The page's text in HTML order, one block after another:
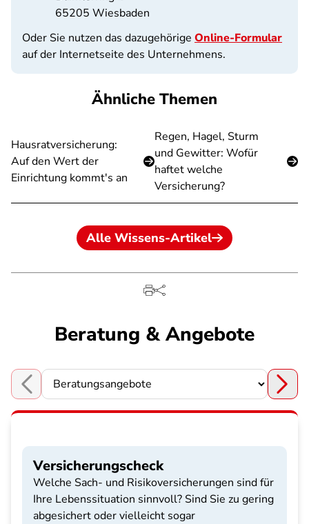
65205 Wiesbaden
Oder Sie nutzen das dazugehörige Online-Formular
auf der Internetseite des Unternehmens.
Ähnliche Themen
Hausratversicherung:
Auf den Wert der
Einrichtung kommt's an
Regen, Hagel, Sturm
und Gewitter: Wofür
haftet welche
Versicherung?
Alle Wissens-Artikel
Beratung & Angebote
Choose a section
Versicherungscheck
Welche Sach- und Risikoversicherungen sind für
Ihre Lebenssituation sinnvoll? Sind Sie zu gering
abgesichert oder vielleicht sogar